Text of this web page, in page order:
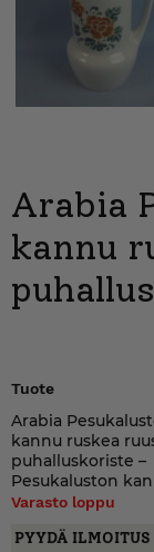
Arabia
kannu
Tuote
Arabia
kannu ruskea
puhalluskoriste –
Pesukaluston
Varasto loppu
PYYDÄ